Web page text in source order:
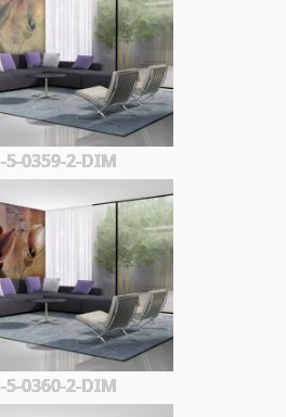
5-0359-2-DIM
5-0360-2-DIM